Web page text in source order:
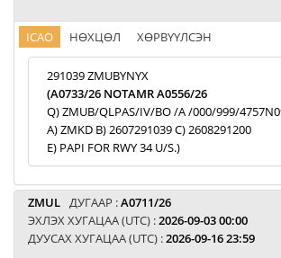
ICAO НӨХЦӨЛ ХӨРВҮҮЛСЭН
291039 ZMUBYNYX
(A0733/26 NOTAMR A0556/26
Q) ZMUB/QLPAS/IV/BO /A /000/999/
A) ZMKD B) 2607291039 C) 2608291200
E) PAPI FOR RWY 34 U/S.)
ZMUL ДУГААР :A0711/26
ЭХЛЭХ ХУГАЦАА (UTC) :2026-09-03 00:00
ДУУСАХ ХУГАЦАА (UTC) :2026-09-16 23:59